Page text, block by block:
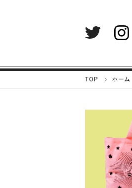
TOP
メ
リ
ジ
ン
き
ホーム